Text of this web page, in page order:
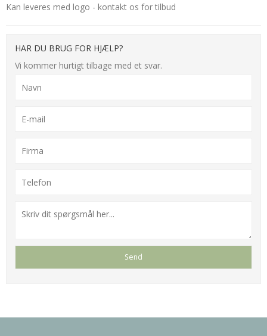
Kan leveres med logo - kontakt os for tilbud
HAR DU BRUG FOR HJÆLP?
Vi kommer hurtigt tilbage med et svar.